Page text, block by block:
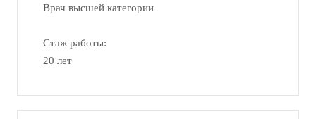
Врач высшей категории
Стаж работы:
20 лет